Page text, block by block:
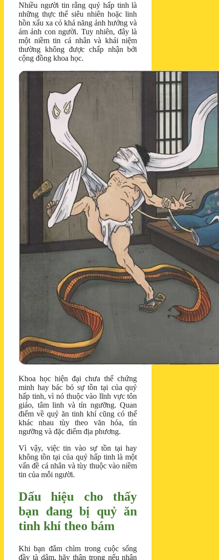
Nhiều người tin rằng quỷ hấp tinh là
những thực thể siêu nhiên hoặc linh
hồn xấu xa có khả năng ảnh hưởng và
ám ảnh con người. Tuy nhiên, đây là
một niềm tin cá nhân và khái niệm
thường không được chấp nhận bởi
cộng đồng khoa học.
Khoa học hiện đại chưa thể chứng
minh hay bác bỏ sự tồn tại của quỷ
hấp tinh, vì nó thuộc vào lĩnh vực tôn
giáo, tâm linh và tín ngưỡng. Quan
điểm về quỷ ăn tinh khí cũng có thể
khác nhau tùy theo văn hóa, tín
ngưỡng và đặc điểm địa phương.
Vì vậy, việc tin vào sự tồn tại hay
không tồn tại của quỷ hấp tinh là một
vấn đề cá nhân và tùy thuộc vào niềm
tin của mỗi người.
Dấu hiệu cho thấy
bạn đang bị quỷ ăn
tinh khí theo bám
Khi bạn đắm chìm trong cuộc sống
đầy tà dâm, hãy thận trọng nếu nhận